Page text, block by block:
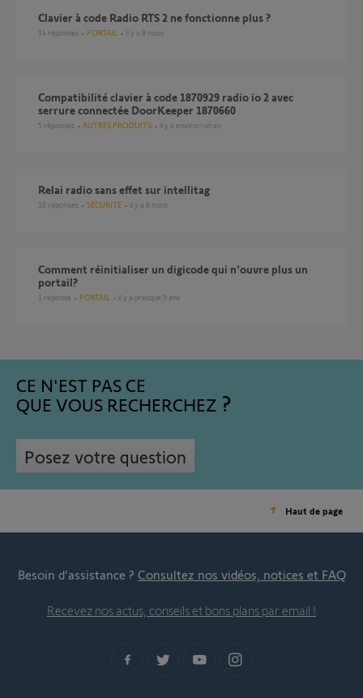
Clavier à code Radio RTS 2 ne fonctionne plus ?
14 réponses PORTAIL il y a 8 mois
Compatibilité clavier à code 1870929 radio io 2 avec
serrure connectée DoorKeeper 1870660
5 réponses AUTRES PRODUITS il y a environ un an
Relai radio sans effet sur intellitag
10 réponses SÉCURITÉ il y a 6 mois
comment réinitialiser un digicode qui n'ouvre plus un
portail?
1 réponse PORTAIL il y a presque 9 ans
CE N'EST PAS CE
QUE VOUS RECHERCHEZ
Posez votre question
Haut de page
Besoin d’assistance ? Consultez nos vidéos, notices et FAQ
Recevez nos actus, conseils et bons plans par email !